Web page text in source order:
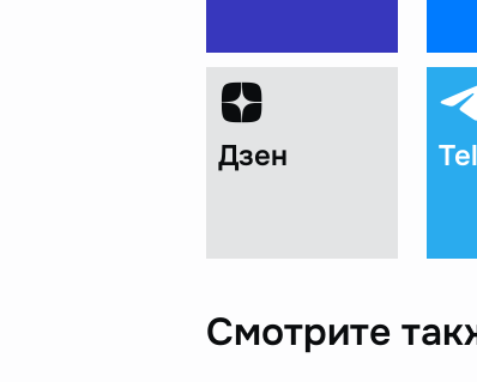
Дзен
Смотрите